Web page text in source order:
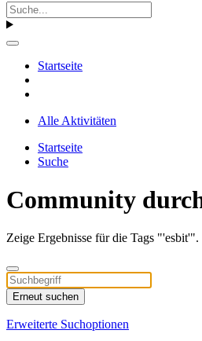
Startseite
Alle Aktivitäten
Startseite
Suche
Community
Zeige Ergebnisse für die Tags "'esbit'".
Erneut suchen
Erweiterte Suchoptionen